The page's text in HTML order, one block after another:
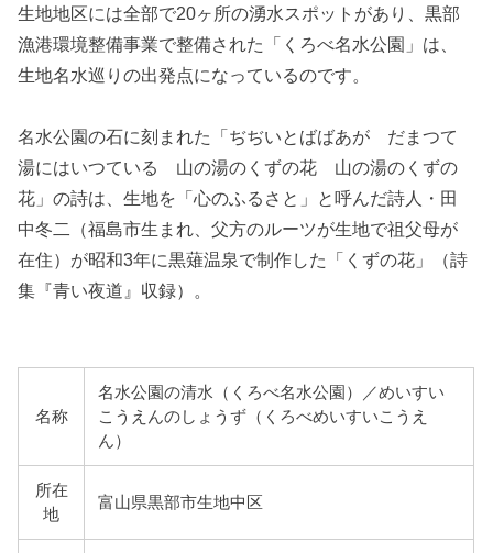
生地地区には全部で20ヶ所の湧水スポットがあり、黒部
漁港環境整備事業で整備された「くろべ名水公園」は、
生地名水巡りの出発点になっているのです。
名水公園の石に刻まれた「ぢぢいとばばあが だまつて
湯にはいつている 山の湯のくずの花 山の湯のくずの
花」の詩は、生地を「心のふるさと」と呼んだ詩人・田
中冬二（福島市生まれ、父方のルーツが生地で祖父母が
在住）が昭和3年に黒薙温泉で制作した「くずの花」（詩
集『青い夜道』収録）。
名称
名水公園の清水（くろべ名水公園）／めいすい
こうえんのしょうず（くろべめいすいこうえ
ん）
所在
地
富山県黒部市生地中区